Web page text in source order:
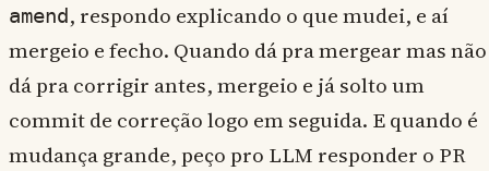
amend, respondo explicando o que mudei, e aí
mergeio e fecho. Quando dá pra mergear mas não
dá pra corrigir antes, mergeio e já solto um
commit de correção logo em seguida. E quando é
mudança grande, peço pro LLM responder o PR